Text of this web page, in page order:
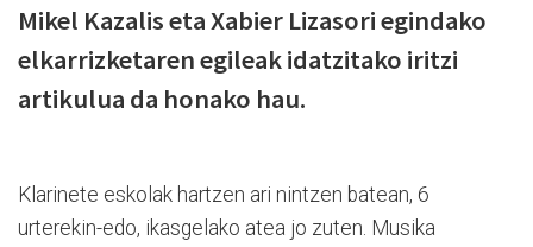
Mikel Kazalis eta Xabier Lizasori egindako
elkarrizketaren egileak idatzitako iritzi
artikulua da honako hau.
Klarinete eskolak hartzen ari nintzen batean, 6
urterekin-edo, ikasgelako atea jo zuten. Musika